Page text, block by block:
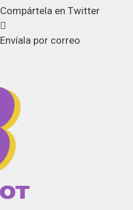
Compártela en Twitter
Envíala por correo